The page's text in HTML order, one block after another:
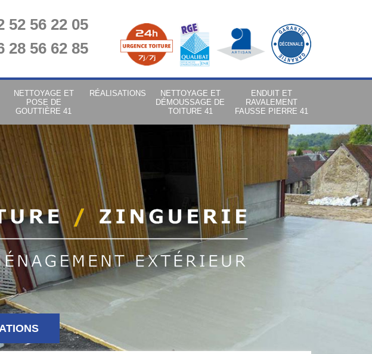
52 56 22 05
28 56 62 85
NETTOYAGE ET
POSE DE
GOUTTIÈRE 41
RÉALISATIONS
NETTOYAGE ET
DÉMOUSSAGE DE
TOITURE 41
ENDUIT ET
RAVALEMENT
FAUSSE PIERRE 41